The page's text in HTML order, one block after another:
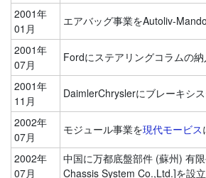
2001年
01月
エアバッグ事業をAutoliv-Mando
2001年
07月
Fordにステアリングコラムの納
2001年
11月
DaimlerChryslerにブレーキシス
2002年
07月
モジュール事業を現代モービス
2002年
07月
中国に万都底盤部件 (蘇州) 有
Chassis System Co.,Ltd.]を設立